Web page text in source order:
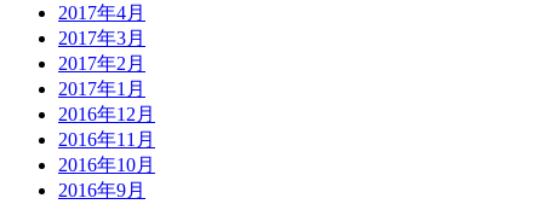
2017年4月
2017年3月
2017年2月
2017年1月
2016年12月
2016年11月
2016年10月
2016年9月